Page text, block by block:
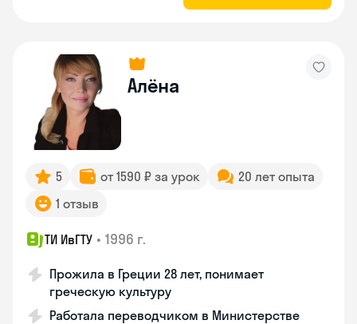
Алёна
5 от 1590 ₽ за урок
20 лет опыта
1 отзыв
ТИ ИвГТУ • 1996 г.
Прожила в Греции 28 лет, понимает
греческую культуру
Работала переводчиком в Министерстве